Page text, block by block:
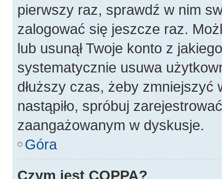
pierwszy raz, sprawdź w nim
zalogować się jeszcze raz.
lub usunął Twoje konto z
systematycznie usuwa
dłuższy czas, żeby
nastąpiło, spróbuj
zaangażowanym w dyskusje.
Góra
Czym jest COPPA?